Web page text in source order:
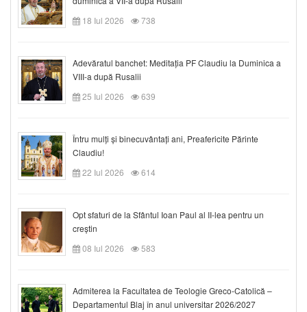
18 Iul 2026
738
Adevăratul banchet: Meditația PF Claudiu la Duminica a
VIII-a după Rusalii
25 Iul 2026
639
Întru mulți și binecuvântați ani, Preafericite Părinte
Claudiu!
22 Iul 2026
614
Opt sfaturi de la Sfântul Ioan Paul al II-lea pentru un
creștin
08 Iul 2026
583
Admiterea la Facultatea de Teologie Greco-Catolică –
Departamentul Blaj în anul universitar 2026/2027